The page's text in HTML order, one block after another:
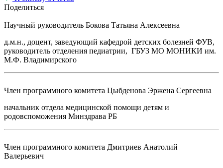
Поделиться
Научный руководитель Бокова Татьяна Алексеевна
д.м.н., доцент, заведующий кафедрой детских болезней ФУВ,
руководитель отделения педиатрии, ГБУЗ МО МОНИКИ им.
М.Ф. Владимирского
Член программного комитета Цыбденова Эржена Сергеевна
начальник отдела медицинской помощи детям и
родовспоможения Минздрава РБ
Член программного комитета Дмитриев Анатолий
Валерьевич